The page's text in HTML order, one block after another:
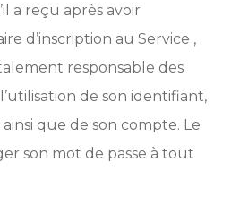
a reçu après avoir
d’inscription au Service ,
responsable des
de son identifiant,
que de son compte. Le
son mot de passe à tout